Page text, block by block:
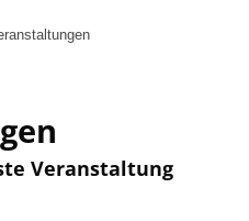
Veranstaltung